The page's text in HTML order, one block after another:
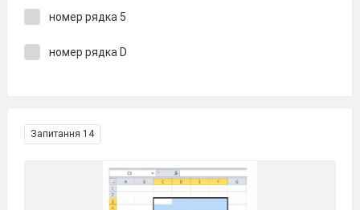
номер рядка 5
номер рядка D
Запитання 14